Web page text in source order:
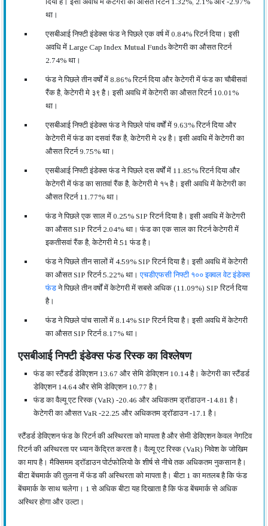
था।
एसबीआई निफ्टी इंडेक्स फंड ने पिछले एक वर्ष में 0.84% रिटर्न दिया। इसी
अवधि में Large Cap Index Mutual Funds केटेगरी का औसत रिटर्न
2.74% था।
फंड ने पिछले तीन वर्षों में 8.86% रिटर्न दिया और केटेगरी में फंड का चौबीसवां
रैंक है, केटेगरी मे ३९ है। इसी अवधि में केटेगरी का औसत रिटर्न 10.01%
था।
एसबीआई निफ्टी इंडेक्स फंड ने पिछले पांच वर्षों में 9.63% रिटर्न दिया और
केटेगरी में फंड का दसवां रैंक है, केटेगरी मे २४ है। इसी अवधि में केटेगरी का
औसत रिटर्न 9.75% था।
एसबीआई निफ्टी इंडेक्स फंड ने पिछले दस वर्षों में 11.85% रिटर्न दिया और
केटेगरी में फंड का सातवां रैंक है, केटेगरी मे १५ है। इसी अवधि में केटेगरी का
औसत रिटर्न 11.77% था।
फंड ने पिछले एक साल में 0.25% SIP रिटर्न दिया है। इसी अवधि में केटेगरी
का औसत SIP रिटर्न 2.04% था। फंड का एक साल का रिटर्न केटेगरी में
इकतीसवां रैंक है, केटेगरी मे 51 फंड है।
फंड ने पिछले तीन सालों में 4.59% SIP रिटर्न दिया है। इसी अवधि में केटेगरी
का औसत SIP रिटर्न 5.22% था।एचडीएफसी निफ्टी १०० इक्वल वेट इंडेक्स
फंडने पिछले तीन वर्षों में केटेगरी में सबसे अधिक (11.09%) SIP रिटर्न दिया
है।
फंड ने पिछले पांच सालों में 8.14% SIP रिटर्न दिया है। इसी अवधि में केटेगरी
का औसत SIP रिटर्न 8.17% था।
एसबीआई निफ्टी इंडेक्स फंड रिस्क का विश्लेषण
फंड का स्टैंडर्ड डेविएशन 13.67 और सेमि डेविएशन 10.14 है। केटेगरी का स्टैंडर्ड
डेविएशन 14.64 और सेमि डेविएशन 10.77 है।
फंड का वैल्यू एट रिस्क (VaR) -20.46 और अधिकतम ड्रॉडाउन -14.81 है।
केटेगरी का औसत VaR -22.25 और अधिकतम ड्रॉडाउन -17.1 है।
स्टैंडर्ड डेविएशन फंड के रिटर्न की अस्थिरता को मापता है और सेमी डेविएशन केवल नेगटिव
रिटर्न की अस्थिरता पर ध्यान केंद्रित करता है। वैल्यू एट रिस्क (VaR) निवेश के जोखिम
का माप है। मैक्सिमम ड्रॉडाउन पोर्टफोलियो के शीर्ष से नीचे तक अधिकतम नुकसान है।
बीटा बेंचमार्क की तुलना में फंड की अस्थिरता को मापता है। बीटा 1 का मतलब है कि फंड
बेंचमार्क के साथ चलेगा। 1 से अधिक बीटा यह दिखाता है कि फंड बेंचमार्क से अधिक
अस्थिर होगा और उल्टा।